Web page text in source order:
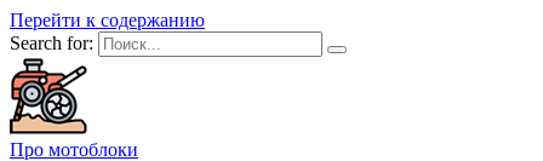
Перейти к содержанию
Search for:
Про мотоблоки